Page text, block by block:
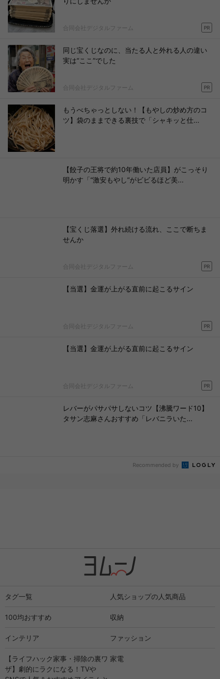
合同会社デジタルファーム PR
同じ宝くじなのに、当たる人と外れる人の違い
実は“ここ”でした
合同会社デジタルファーム PR
もうべちゃっとしない！【もやしの炒め方のコ
ツ】袋のままできる裏技で「シャキッと仕...
【餃子の王将で約10年働いた店員】がこっそり
明かす「“激安もやし”がビビるほど美...
【宝くじ落選】外れ続ける流れ、ここで断ちま
せんか
合同会社デジタルファーム PR
【当選】金運が上がる直前に起こるサイン
合同会社デジタルファーム PR
【当選】金運が上がる直前に起こるサイン
合同会社デジタルファーム PR
レバーがパサパサしないコツ【沸騰ワード10】
タサン志麻さんおすすめ「レバニラいた...
Recommended by
タグ一覧 人気ショップの人気商品
100均おすすめ 収納
インテリア ファッション
【ライフハック家事・掃除の裏ワ
ザ】劇的にラクになる！TVや
家電